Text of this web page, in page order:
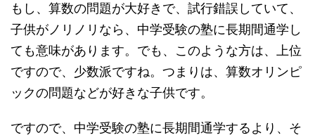
もし、算数の問題が大好きで、試行錯誤していて、
子供がノリノリなら、中学受験の塾に長期間通学し
ても意味があります。でも、このような方は、上位
ですので、少数派ですね。つまりは、算数オリンピ
ックの問題などが好きな子供です。
ですので、中学受験の塾に長期間通学するより、そ